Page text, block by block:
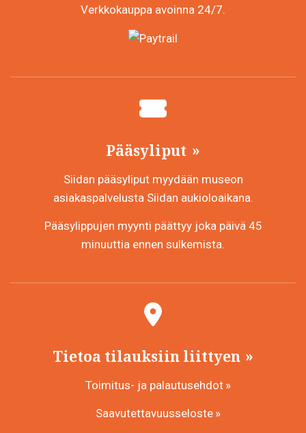
Verkkokauppa avoinna 24/7.
Pääsyliput
Siidan pääsyliput myydään museon
asiakaspalvelusta Siidan aukioloaikana.
Pääsylippujen myynti päättyy joka päivä 45
minuuttia ennen sulkemista.
Tietoa tilauksiin liittyen
Toimitus- ja palautusehdot
Saavutettavuusseloste